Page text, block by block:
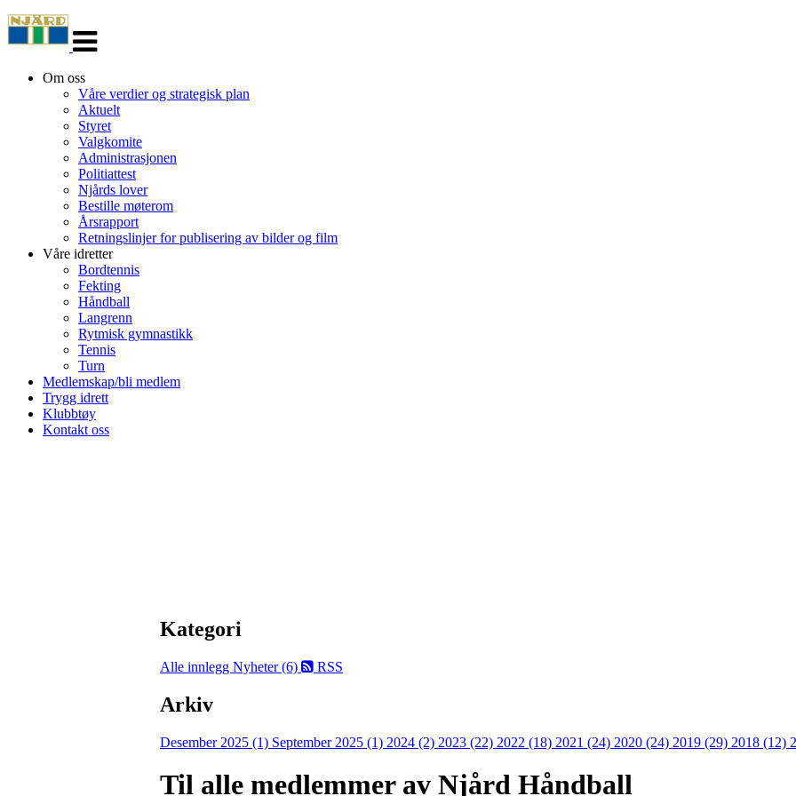
navigasjon
Om oss
Våre verdier og strategisk plan
Aktuelt
Styret
Valgkomite
Administrasjonen
Politiattest
Njårds lover
Bestille møterom
Årsrapport
Retningslinjer for publisering av bilder og film
Våre idretter
Bordtennis
Fekting
Håndball
Langrenn
Rytmisk gymnastikk
Tennis
Turn
Medlemskap/bli medlem
Trygg idrett
Klubbtøy
Kontakt oss
Kategori
Alle innlegg Nyheter (6) RSS
Arkiv
Desember 2025 (1) September 2025 (1) 2024 (2) 2023 (22) 2022 (18) 2021 (24) 2020 (24) 2019 (29) 2018 (12)
Til alle medlemmer av Njård Håndball